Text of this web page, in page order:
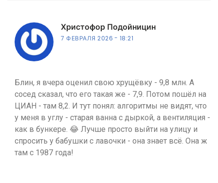
Христофор Подойницин
7 ФЕВРАЛЯ 2026 18:21
Блин, я вчера оценил свою хрущёвку - 9,8 млн. А
сосед сказал, что его такая же - 7,9. Потом пошёл на
ЦИАН - там 8,2. И тут понял: алгоритмы не видят, что
у меня в углу - старая ванна с дыркой, а вентиляция -
как в бункере. 😂 Лучше просто выйти на улицу и
спросить у бабушки с лавочки - она знает всё. Она ж
там с 1987 года!